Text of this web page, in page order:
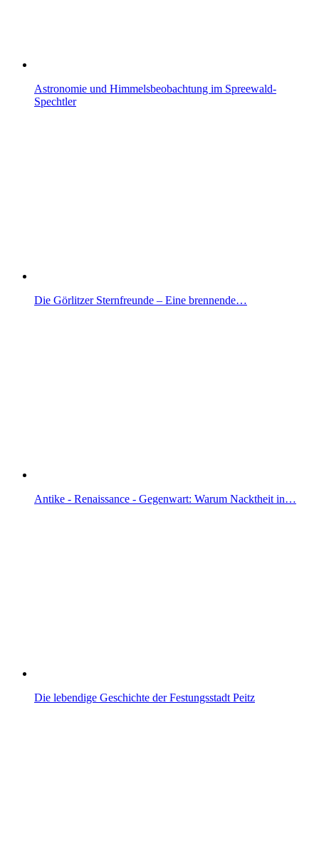
Astronomie und Himmelsbeobachtung im Spreewald-
Spechtler
Die Görlitzer Sternfreunde – Eine brennende…
Antike - Renaissance - Gegenwart: Warum Nacktheit in…
Die lebendige Geschichte der Festungsstadt Peitz